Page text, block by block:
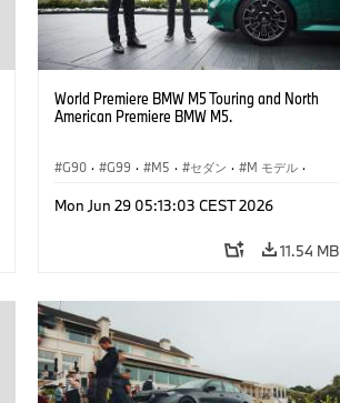
World Premiere BMW M5 Touring and North
American Premiere BMW M5.
G90 · G99 · M5 · セダン · M モデル ·
Mon Jun 29 05:13:03 CEST 2026
11.54 MB